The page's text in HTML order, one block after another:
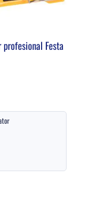
profesional Festa